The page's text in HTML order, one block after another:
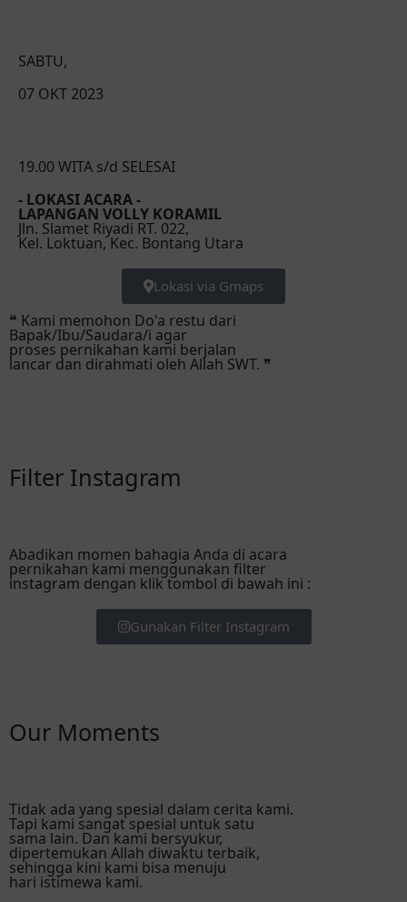
SABTU,
07 OKT 2023
19.00 WITA s/d SELESAI
- LOKASI ACARA -
LAPANGAN VOLLY KORAMIL
Jln. Slamet Riyadi RT. 022,
Kel. Loktuan, Kec. Bontang Utara
Lokasi via Gmaps
❝ Kami memohon Do'a restu dari
Bapak/Ibu/Saudara/i agar
proses pernikahan kami berjalan
lancar dan dirahmati oleh Allah SWT. ❞
Filter Instagram
Abadikan momen bahagia Anda di acara
pernikahan kami menggunakan filter
instagram dengan klik tombol di bawah ini :
Gunakan Filter Instagram
Our Moments
Tidak ada yang spesial dalam cerita kami.
Tapi kami sangat spesial untuk satu
sama lain. Dan kami bersyukur,
dipertemukan Allah diwaktu terbaik,
sehingga kini kami bisa menuju
hari istimewa kami.